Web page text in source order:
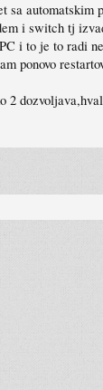
automatskim
i switch tj
i to je to radi
ponovo